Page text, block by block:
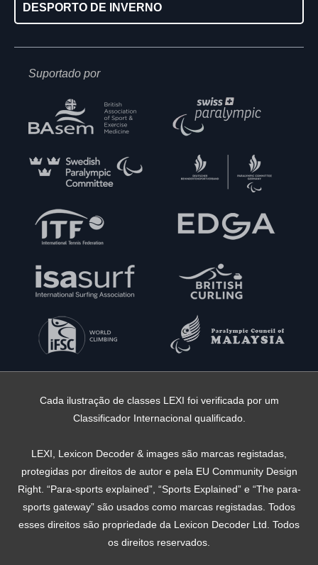
DESPORTO DE INVERNO
Suportado por
Cada ilustração de classes LEXI foi verificada por um
Classificador Internacional qualificado.
LEXI, Lexicon Decoder & images são marcas registadas,
protegidas por direitos de autor e pela EU Community Design
Right. “Para-sports explained”, “Sports Explained” e “The para-
sports gateway” são usados ​​como marcas registadas. Todos
esses direitos são propriedade da Lexicon Decoder Ltd. Todos
os direitos reservados.